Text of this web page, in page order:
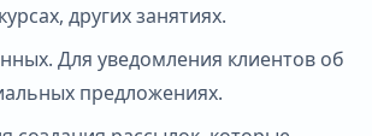
других занятиях.
Для уведомления клиентов об
предложениях.